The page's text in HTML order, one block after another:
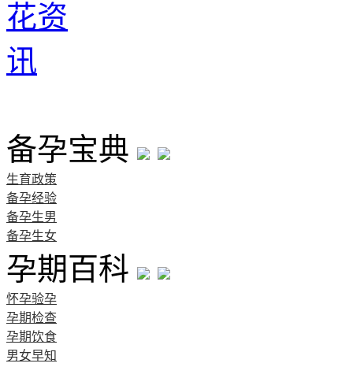
备孕宝典
生育政策
备孕经验
备孕生男
备孕生女
孕期百科
怀孕验孕
孕期检查
孕期饮食
男女早知